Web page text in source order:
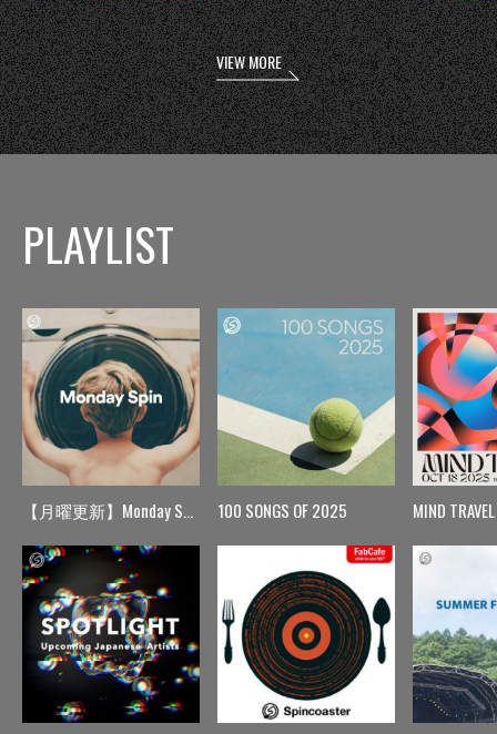
VIEW MORE
PLAYLIST
【月曜更新】Monday Spin 100 SONGS OF 2025 MIND TRAVEL